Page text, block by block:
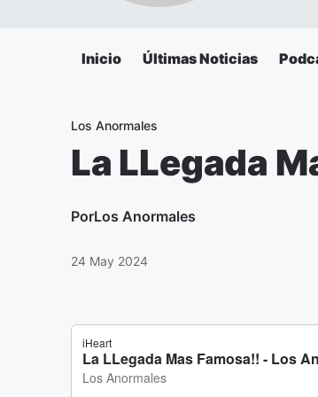
Inicio Últimas Noticias
Los Anormales
La LLegada
PorLos Anormales
24 May 2024